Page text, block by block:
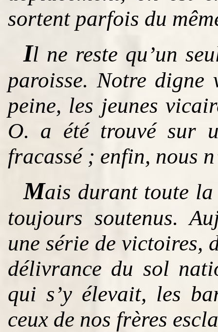
sortent parfois du
Il ne reste qu’un
paroisse. Notre digne
peine, les jeunes
O. a été trouvé sur
fracassé ; enfin, nous
Mais durant toute
toujours soutenus.
une série de victoires,
délivrance du sol
qui s’y élevait, les
ceux de nos frères